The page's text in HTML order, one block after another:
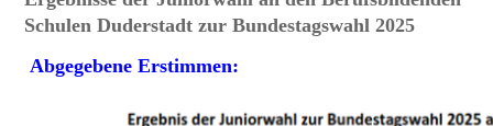
Schulen Duderstadt zur Bundestagswahl 2025
Abgegebene Erstimmen: